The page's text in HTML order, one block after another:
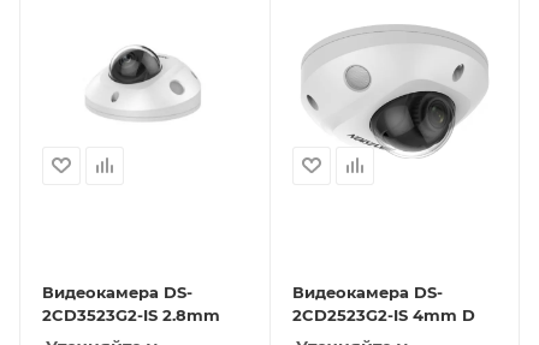
Видеокамера DS-
2CD3523G2-IS 2.8mm
Видеокамера DS-
2CD2523G2-IS 4mm D